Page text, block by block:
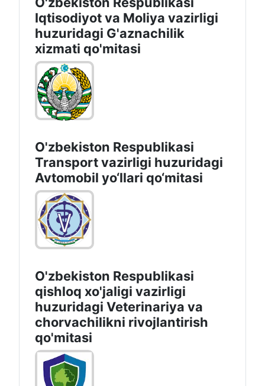
Iqtisodiyot vа Moliya vazirligi
huzuridagi G'aznachilik
xizmati qo'mitasi
O'zbekiston Respublikasi
Transport vazirligi huzuridagi
Avtomobil yo‘llari qo‘mitasi
O'zbekiston Respublikasi
qishloq xo'jaligi vazirligi
huzuridagi Veterinariya va
chorvachilikni rivojlantirish
qo'mitasi